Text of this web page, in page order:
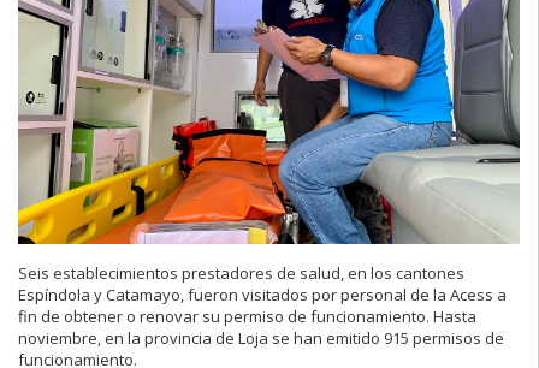
Seis establecimientos prestadores de salud, en los cantones
Espíndola y Catamayo, fueron visitados por personal de la Acess a
fin de obtener o renovar su permiso de funcionamiento. Hasta
noviembre, en la provincia de Loja se han emitido 915 permisos de
funcionamiento.